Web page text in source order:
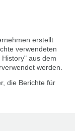
erstellt
verwendeten
aus dem
werden.
die Berichte für